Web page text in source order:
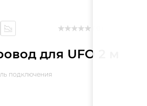
для UFO 2 м
подключения